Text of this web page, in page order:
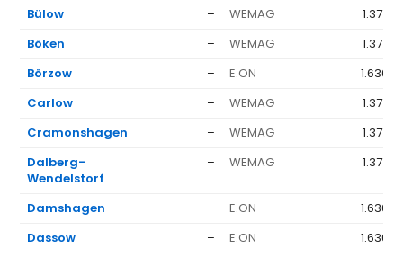
Bülow
– WEMAG
1.377 €
Böken
– WEMAG
1.377 €
Börzow
– E.ON
1.636 €
Carlow
– WEMAG
1.377 €
Cramonshagen
– WEMAG
1.377 €
Dalberg-
Wendelstorf
– WEMAG 1.377 €
Damshagen – E.ON
1.636 €
Dassow
– E.ON
1.636 €